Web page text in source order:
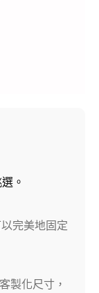
。
完美地固定
製化尺寸，